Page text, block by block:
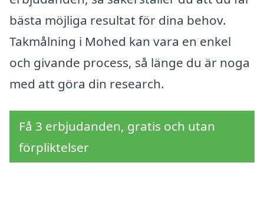
bästa möjliga resultat för dina behov.
Takmålning i Mohed kan vara en enkel
och givande process, så länge du är noga
med att göra din research.
Få 3 erbjudanden, gratis och utan
förpliktelser